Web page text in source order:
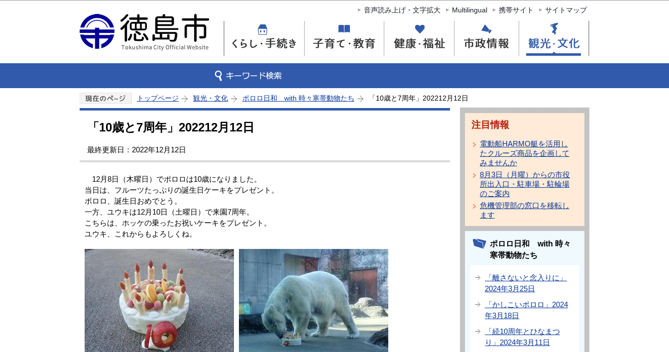
このページの本文へ移動
音声読み上げ・文字拡大 Multilingual 携帯サイト サイトマップ
トップページ 観光・文化 ポロロ日和 with 時々寒帯動物たち 「10歳と7周年」202212月12日
「10歳と7周年」202212月12日
最終更新日：2022年12月12日
12月8日（木曜日）でポロロは10歳になりました。
当日は、フルーツたっぷりの誕生日ケーキをプレゼント。
ポロロ、誕生日おめでとう。
一方、ユウキは12月10日（土曜日）で来園7周年。
こちらは、ホッケの乗ったお祝いケーキをプレゼント。
ユウキ、これからもよろしくね。
注目情報
電動船HARMO艇を活用し
たクルーズ商品を企画して
みませんか
8月3日（月曜）からの市役
所出入口・駐車場・駐輪場
のご案内
危機管理部の窓口を移転し
ます
ポロロ日和 with 時々
寒帯動物たち
「離さないと念入りに」
2024年3月25日
「かしこいポロロ」2024
年3月18日
「続10周年とひなまつ
り」2024年3月11日